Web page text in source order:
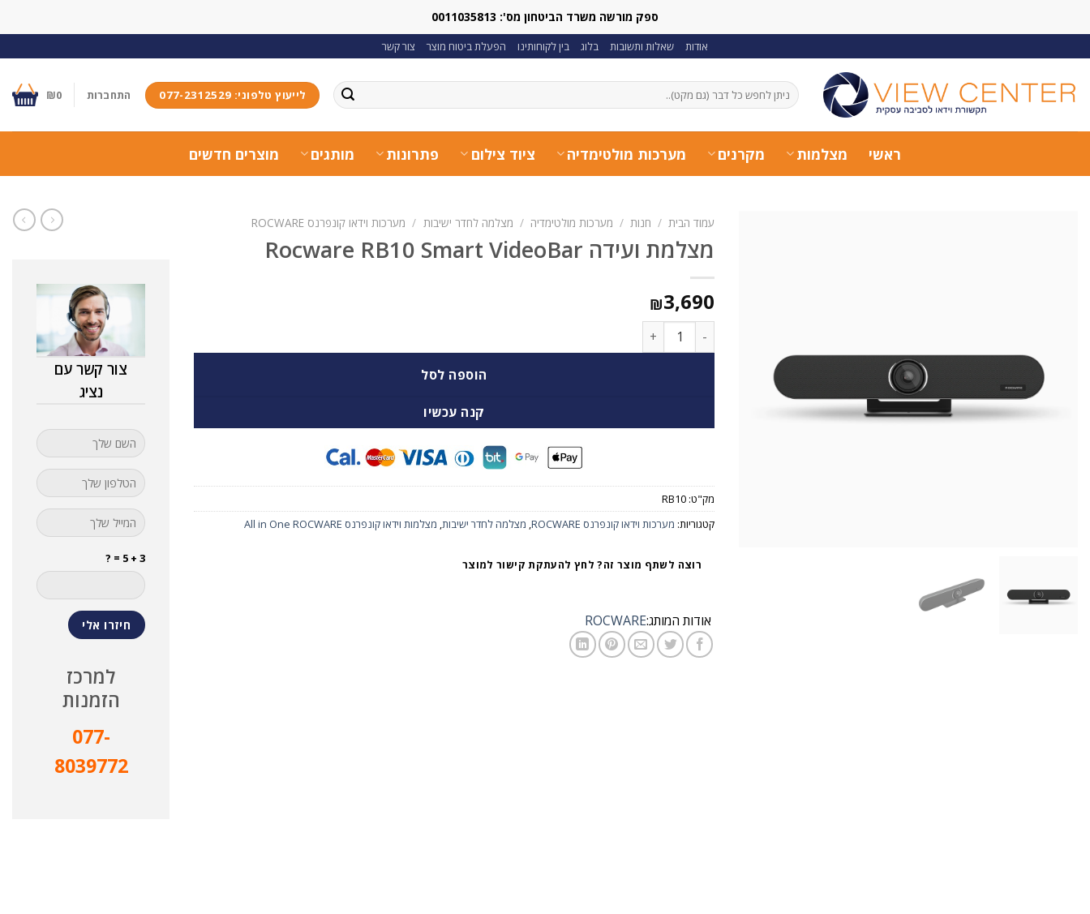
ספק מורשה משרד הביטחון מס': 0011035813
אודות שאלות ותשובות בלוג בין לקוחותינו הפעלת ביטוח מוצר צור קשר
חיפוש
עבור:
לייעוץ טלפוני: 077-2312529 התחברות ₪0
ראשי מצלמות מקרנים מערכות מולטימדיה ציוד צילום פתרונות מותגים מוצרים חדשים
עמוד הבית / חנות / מערכות מולטימדיה / מצלמה לחדר ישיבות / מערכות וידאו קונפרנס ROCWARE
מצלמת ועידה Rocware RB10 Smart VideoBar
₪3,690
כמות של מצלמת ועידה Rocware RB10 Smart VideoBar
הוספה לסל
קנה עכשיו
מק"ט: RB10
קטגוריות: מערכות וידאו קונפרנס ROCWARE , מצלמה לחדר ישיבות, מצלמות וידאו קונפרנס All in One ROCWARE
רוצה לשתף מוצר זה? לחץ להעתקת קישור למוצר
אודות המותג:ROCWARE
צור קשר עם
נציג
3 + 5 = ?
למרכז
הזמנות
077-
8039772